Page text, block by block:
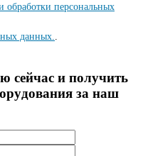
персональных
данных.
сейчас и полyчить
за наш